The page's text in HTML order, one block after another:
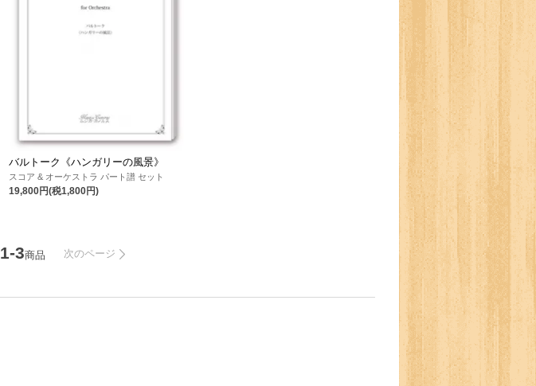
バルトーク《ハンガリーの風景》
スコア & オーケストラ パート譜 セット
19,800円(税1,800円)
1-3商品 次のページ